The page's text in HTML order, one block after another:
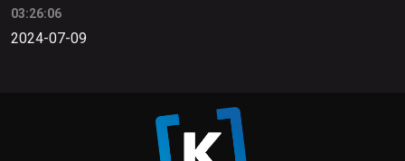
03:26:06
2024-07-09